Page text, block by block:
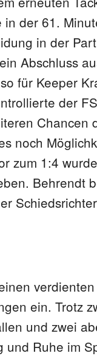
der 61.
in der
Abschluss
für Keeper
der
Chancen
noch
zum 1:4
Behrendt
ein. Trotz
und zwei
und Ruhe im